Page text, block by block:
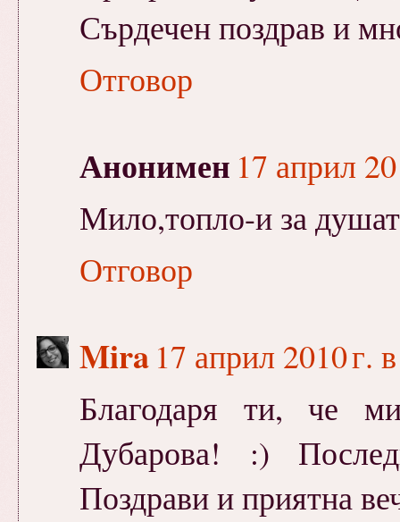
Сърдечен поздрав и
Отговор
Анонимен 17 април
Мило,топло-и за
Отговор
Mira 17 април 2010 г.
Благодаря ти, че
Дубарова! :)
Поздрави и приятна